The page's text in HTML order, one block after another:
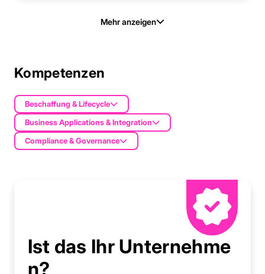
Mehr anzeigen
Kompetenzen
Beschaffung & Lifecycle
Business Applications & Integration
Compliance & Governance
Ist das Ihr Unternehme
n?